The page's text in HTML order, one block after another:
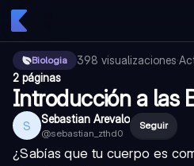
Biologia 398 visualizaciones·
2 páginas
Introducción a las
S Sebastian Arevalo
@sebastian_zthd0
Seguir
¿Sabías que tu cuerpo es